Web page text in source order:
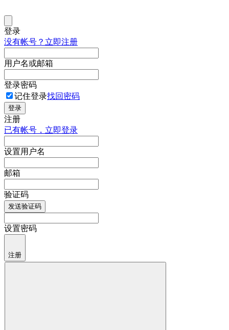
登录
没有帐号？立即注册
用户名或邮箱
登录密码
记住登录找回密码
登录
注册
已有帐号，立即登录
设置用户名
邮箱
验证码
发送验证码
设置密码
注册